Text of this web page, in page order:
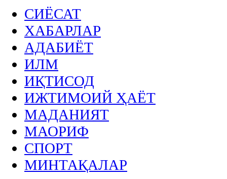
СИЁСАТ
ХАБАРЛАР
АДАБИЁТ
ИЛМ
ИҚТИСОД
ИЖТИМОИЙ ҲАЁТ
МАДАНИЯТ
МАОРИФ
СПОРТ
МИНТАҚАЛАР